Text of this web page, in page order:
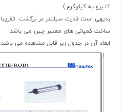
F:نیرو به کیلوگرم )
ساخت کمپانی های معتبر چین می باشد.
ابعاد آن در جدول زیر قابل مشاهده می باشد.